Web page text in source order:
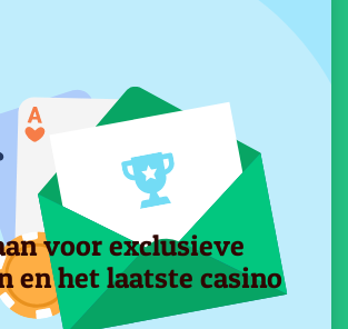
voor exclusieve
en het laatste casino